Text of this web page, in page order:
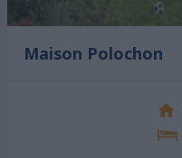
Maison Polochon